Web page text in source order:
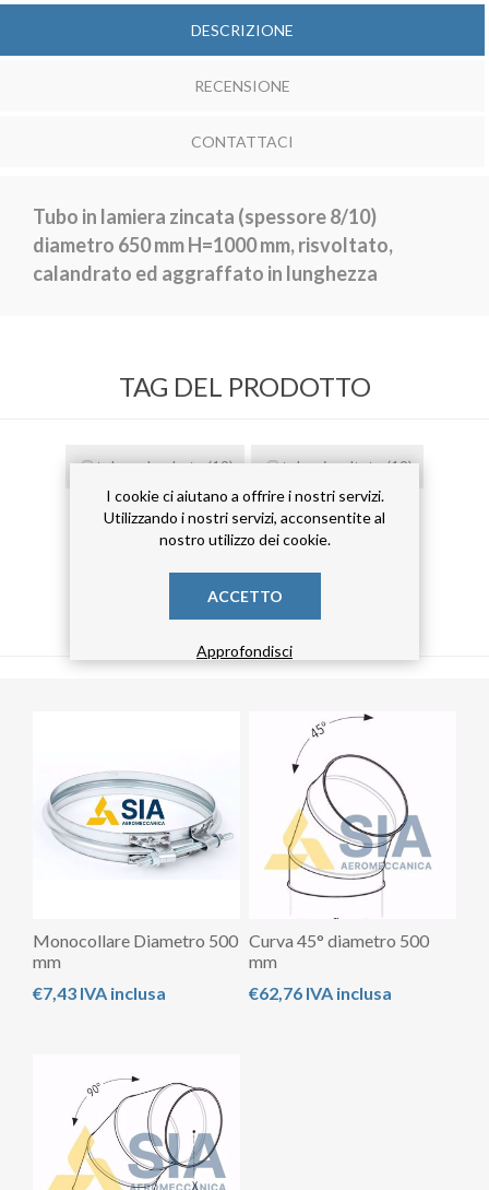
DESCRIZIONE
RECENSIONE
CONTATTACI
Tubo in lamiera zincata (spessore 8/10)
diametro 650 mm H=1000 mm, risvoltato,
calandrato ed aggraffato in lunghezza
TAG DEL PRODOTTO
tubo calandrato(19) tubo risvoltato(19)
tubo zincato(19)
PRODOTTI CORRELATI
Monocollare Diametro 500
mm
€7,43 IVA inclusa
Curva 45° diametro 500
mm
€62,76 IVA inclusa
I cookie ci aiutano a offrire i nostri servizi.
Utilizzando i nostri servizi, acconsentite al
nostro utilizzo dei cookie.
ACCETTO
Approfondisci